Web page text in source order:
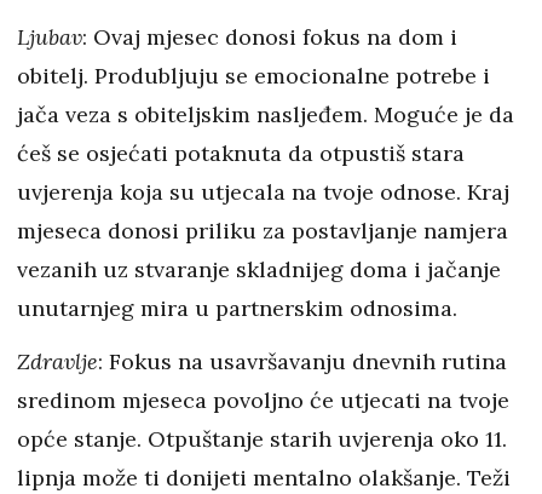
Ljubav: Ovaj mjesec donosi fokus na dom i
obitelj. Produbljuju se emocionalne potrebe i
jača veza s obiteljskim nasljeđem. Moguće je da
ćeš se osjećati potaknuta da otpustiš stara
uvjerenja koja su utjecala na tvoje odnose. Kraj
mjeseca donosi priliku za postavljanje namjera
vezanih uz stvaranje skladnijeg doma i jačanje
unutarnjeg mira u partnerskim odnosima.
Zdravlje: Fokus na usavršavanju dnevnih rutina
sredinom mjeseca povoljno će utjecati na tvoje
opće stanje. Otpuštanje starih uvjerenja oko 11.
lipnja može ti donijeti mentalno olakšanje. Teži